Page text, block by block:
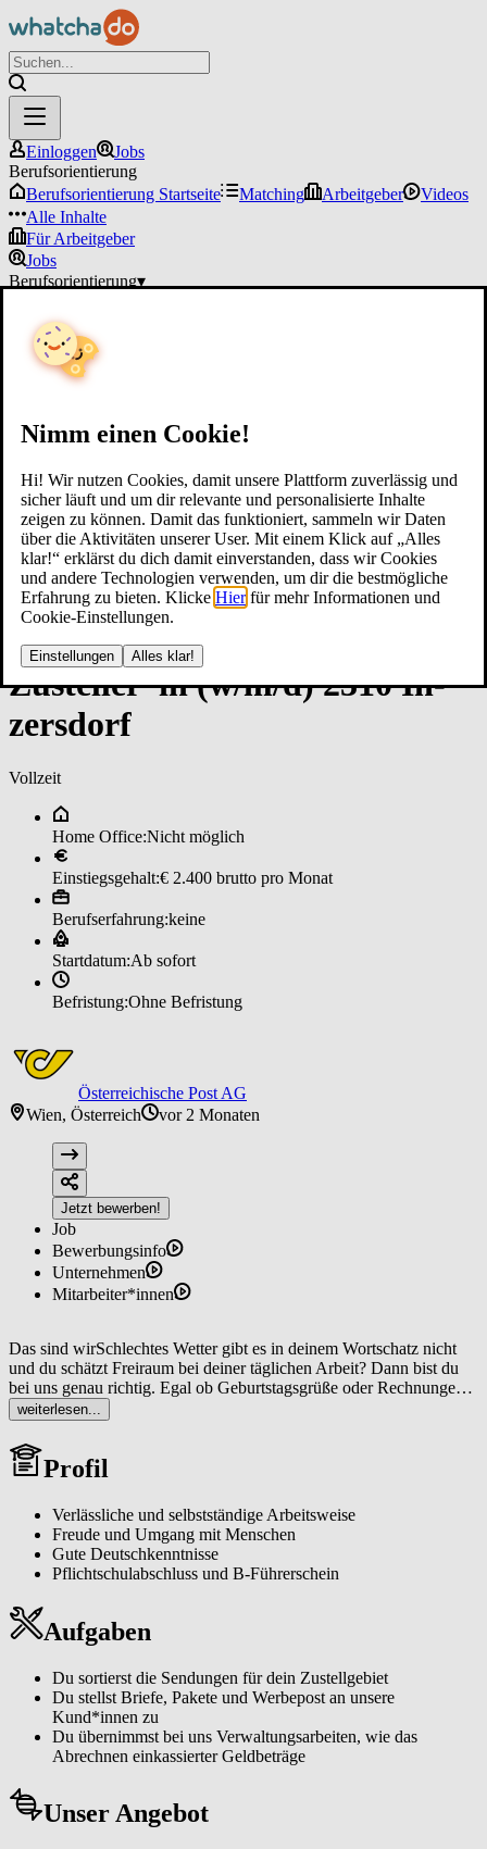
Nimm einen Cookie!
Hi! Wir nutzen Cookies, damit unsere Plattform zuverlässig und
sicher läuft und um dir relevante und personalisierte Inhalte
zeigen zu können. Damit das funktioniert, sammeln wir Daten
über die Aktivitäten unserer User. Mit einem Klick auf „Alles
klar!“ erklärst du dich damit einverstanden, dass wir Cookies
und andere Technologien verwenden, um dir die bestmögliche
Erfahrung zu bieten. Klicke Hier für mehr Informationen und
Cookie-Einstellungen.
Einstellungen Alles klar!
Einloggen
Jobs
Berufsorientierung
Berufsorientierung Startseite
Matching Arbeitgeber
Videos
Alle Inhalte
Für Arbeitgeber
Jobs
Berufsorientierung▾
Zu­stel­ler*in (w/m/d) 2310 In­
zers­dorf
Vollzeit
Home Office:Nicht möglich
Einstiegsgehalt:€ 2.400 brutto pro Monat
Berufserfahrung:keine
Startdatum:Ab sofort
Befristung:Ohne Befristung
Österreichische Post AG
Wien, Österreich
vor 2 Monaten
Jetzt bewerben!
Job
Bewerbungsinfo
Unternehmen
Mitarbeiter*innen
Das sind wirSchlechtes Wetter gibt es in deinem Wortschatz nicht
und du schätzt Freiraum bei deiner täglichen Arbeit? Dann bist du
bei uns genau richtig. Egal ob Geburtstagsgrüße oder Rechnungen,
als Zusteller*in bist du dafür verantwortlich, dass Sendungen bei
unseren Kund*innen ankommen. Dabei hast du nicht nur die
Möglichkeit, immer wieder neue Wege zu gehen, sondern auch Teil
eines großen Netzwerks zu werden. Unser Team steht dir jederzeit
deine Arbeit erleichtern.
weiterlesen...
Profil
Verlässliche und selbstständige Arbeitsweise
Freude und Umgang mit Menschen
Gute Deutschkenntnisse
Pflichtschulabschluss und B-Führerschein
Aufgaben
Du sortierst die Sendungen für dein Zustellgebiet
Du stellst Briefe, Pakete und Werbepost an unsere
Kund*innen zu
Du übernimmst bei uns Verwaltungsarbeiten, wie das
Abrechnen einkassierter Geldbeträge
Unser Angebot